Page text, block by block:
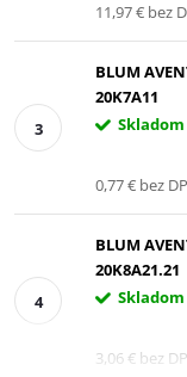
11,97 € bez
BLUM
20K7A11
Skladom
0,77 € bez
BLUM
20K8A21.21
Skladom
3,06 € bez